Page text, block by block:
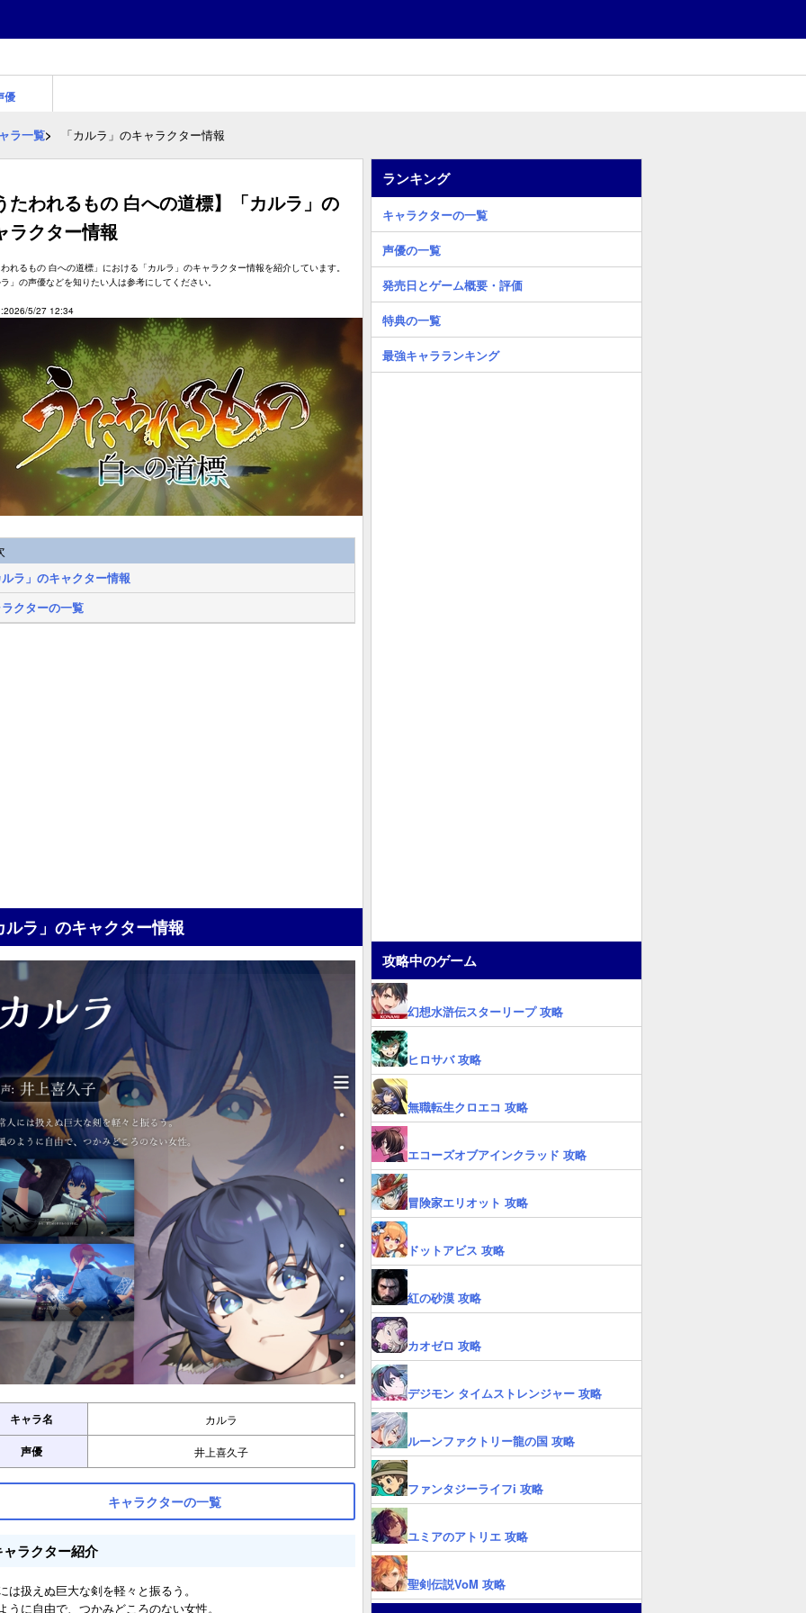
優
ラ一覧 「カルラ」のキャラクター情報
たわれるもの 白への道標】「カルラ」の
ラクター情報
れるもの 白への道標」における「カルラ」のキャラクター情報を紹介しています。
」の声優などを知りたい人は参考にしてください。
:2026/5/27 12:34
ラ」のキャクター情報
クターの一覧
ルラ」のキャクター情報
キャラ名 カルラ
声優 井上喜久子
キャラクターの一覧
ャラクター紹介
は扱えぬ巨大な剣を軽々と振るう。
うに自由で、つかみどころのない女性。
ランキング
キャラクターの一覧
声優の一覧
発売日とゲーム概要・評価
特典の一覧
最強キャラランキング
攻略中のゲーム
幻想水滸伝スターリープ 攻略
ヒロサバ 攻略
無職転生クロエコ 攻略
エコーズオブアインクラッド 攻略
冒険家エリオット 攻略
ドットアビス 攻略
紅の砂漠 攻略
カオゼロ 攻略
デジモン タイムストレンジャー 攻略
ルーンファクトリー龍の国 攻略
ファンタジーライフi 攻略
ユミアのアトリエ 攻略
聖剣伝説VoM 攻略